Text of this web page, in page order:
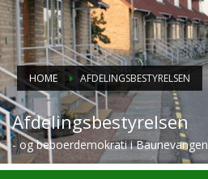
HOME AFDELINGSBESTYRELSEN
Afdelingsbestyrelsen
- og beboerdemokrati i Baunevangen